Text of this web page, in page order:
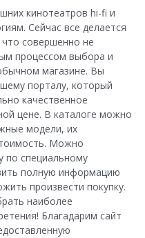
кинотеатров hi-fi и
Сейчас все делается
что совершенно не
процессом выбора и
магазине. Вы
порталу, который
качественное
цене. В каталоге можно
модели, их
Можно
по специальному
полную информацию
произвести покупку.
наиболее
Благадарим сайт